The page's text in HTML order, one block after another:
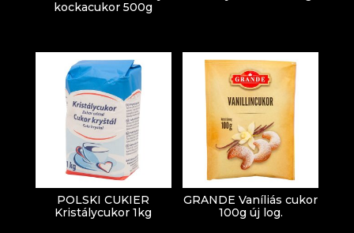
kockacukor 500g
POLSKI CUKIER
Kristálycukor 1kg
GRANDE Vaníliás cukor
100g új log.